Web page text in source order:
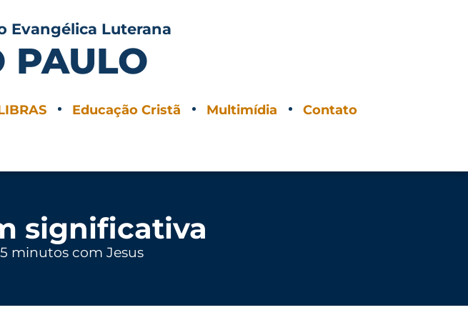
Evangélica Luterana
PAULO
Educação Cristã Multimídia Contato
significativa
5 minutos com Jesus